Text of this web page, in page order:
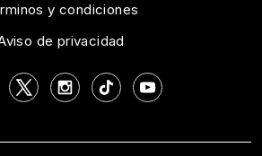
y condiciones
de privacidad